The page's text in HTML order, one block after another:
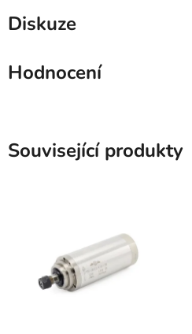
Diskuze
Hodnocení
Související produkty